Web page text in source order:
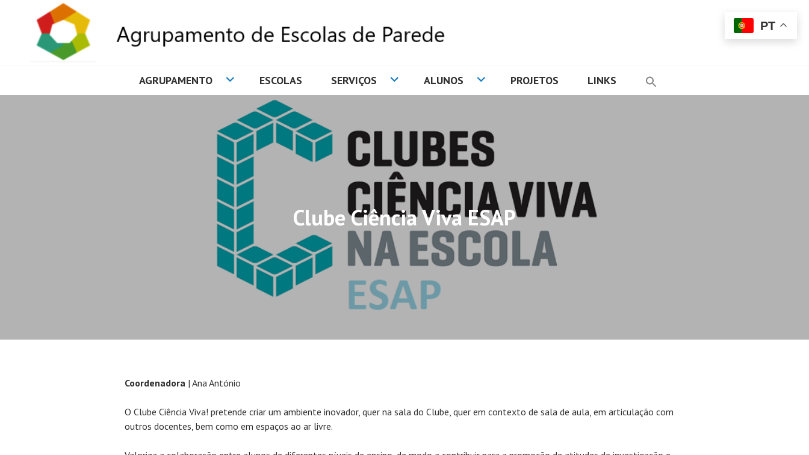
AGRUPAMENTO DE ESCOLAS DE PAREDE
AGRUPAMENTO ESCOLAS SERVIÇOS ALUNOS PROJETOS LINKS
Clube Ciência Viva ESAP
Coordenadora | Ana António
O Clube Ciência Viva! pretende criar um ambiente inovador, quer na sala do Clube, quer em contexto de sala de aula, em articulação com
outros docentes, bem como em espaços ao ar livre.
PT